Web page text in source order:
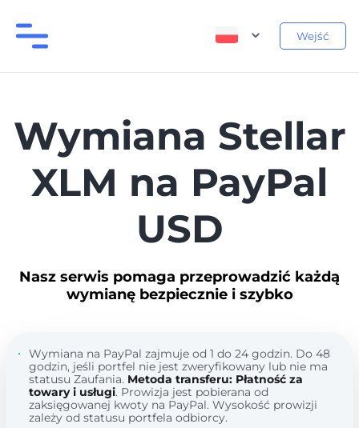
Wejść
Wymiana Stellar
XLM na PayPal
USD
Nasz serwis pomaga przeprowadzić każdą
wymianę bezpiecznie i szybko
Wymiana na PayPal zajmuje od 1 do 24 godzin. Do 48
godzin, jeśli portfel nie jest zweryfikowany lub nie ma
statusu Zaufania. Metoda transferu: Płatność za
towary i usługi. Prowizja jest pobierana od
zaksięgowanej kwoty na PayPal. Wysokość prowizji
zależy od statusu portfela odbiorcy.